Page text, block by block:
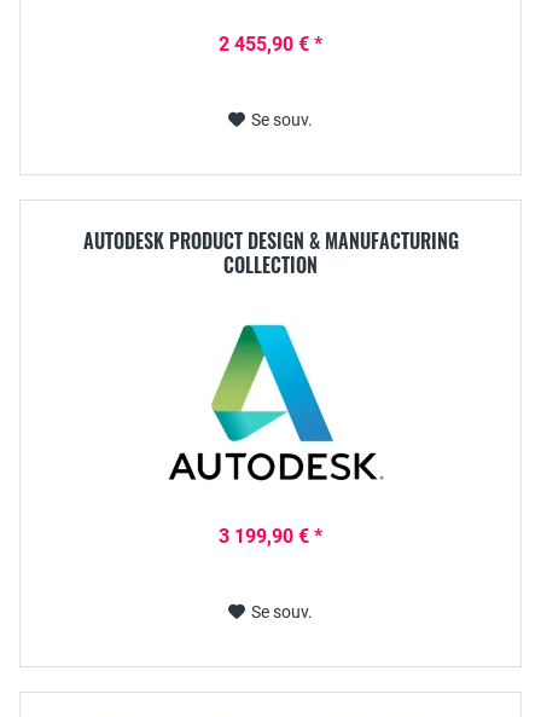
2 455,90 € *
Se souv.
AUTODESK PRODUCT DESIGN & MANUFACTURING
COLLECTION
3 199,90 € *
Se souv.